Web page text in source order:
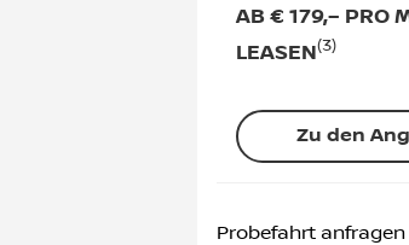
AB € 179,– PRO
LEASEN(3)
Zu den
Probefahrt anfragen